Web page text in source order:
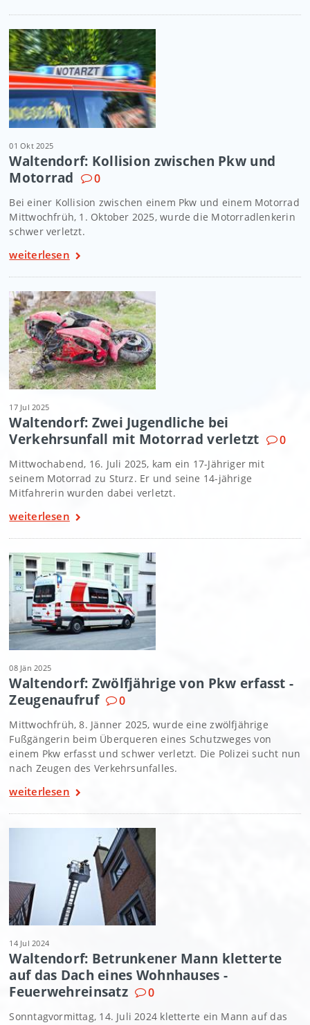
01 Okt 2025
Waltendorf: Kollision zwischen Pkw und
Motorrad
0
Bei einer Kollision zwischen einem Pkw und einem Motorrad
Mittwochfrüh, 1. Oktober 2025, wurde die Motorradlenkerin
schwer verletzt.
weiterlesen
17 Jul 2025
Waltendorf: Zwei Jugendliche bei
Verkehrsunfall mit Motorrad verletzt
0
Mittwochabend, 16. Juli 2025, kam ein 17-Jähriger mit
seinem Motorrad zu Sturz. Er und seine 14-jährige
Mitfahrerin wurden dabei verletzt.
weiterlesen
08 Jän 2025
Waltendorf: Zwölfjährige von Pkw erfasst -
Zeugenaufruf
0
Mittwochfrüh, 8. Jänner 2025, wurde eine zwölfjährige
Fußgängerin beim Überqueren eines Schutzweges von
einem Pkw erfasst und schwer verletzt. Die Polizei sucht nun
nach Zeugen des Verkehrsunfalles.
weiterlesen
14 Jul 2024
Waltendorf: Betrunkener Mann kletterte
auf das Dach eines Wohnhauses -
Feuerwehreinsatz
0
Sonntagvormittag, 14. Juli 2024 kletterte ein Mann auf das